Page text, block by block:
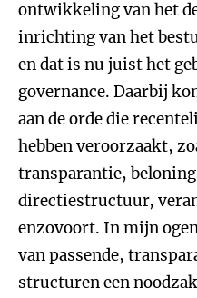
ontwikkeling van het
inrichting van het
en dat is nu juist het
governance. Daarbij
aan de orde die
hebben veroorzaakt,
transparantie,
directiestructuur,
enzovoort. In mijn
van passende,
structuren een